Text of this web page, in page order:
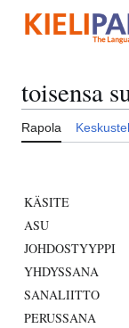
sisältöön
toisensa
Rapola
KÄSITE
ASU
JOHDOSTYYPPI
YHDYSSANA
SANALIITTO
PERUSSANA